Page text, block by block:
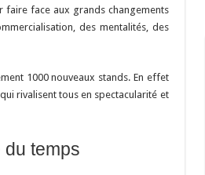
faire face aux grands changements
des mentalités, des
1000 nouveaux stands. En effet
rivalisent tous en spectacularité et
du temps